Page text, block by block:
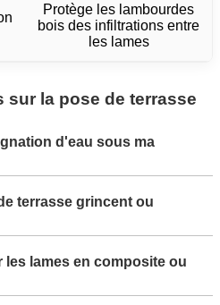
Protège les lambourdes
bois des infiltrations entre
les lames
sur la pose de terrasse
d'eau sous ma
terrasse grincent ou
les lames en composite ou